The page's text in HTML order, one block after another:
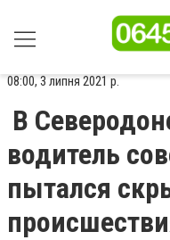
08:00, 3 липня 2021 р.
В
водитель
пытался